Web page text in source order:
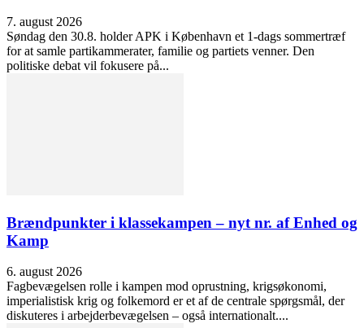
7. august 2026
Søndag den 30.8. holder APK i København et 1-dags sommertræf
for at samle partikammerater, familie og partiets venner. Den
politiske debat vil fokusere på...
Brændpunkter i klassekampen – nyt nr. af Enhed og
Kamp
6. august 2026
Fagbevægelsen rolle i kampen mod oprustning, krigsøkonomi,
imperialistisk krig og folkemord er et af de centrale spørgsmål, der
diskuteres i arbejderbevægelsen – også internationalt....